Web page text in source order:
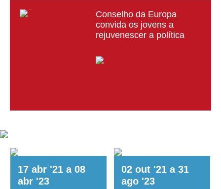
Conselho da Europa
convida os jovens a
rejuvenescer a política
17 abr '21 a 08
abr '23
02 out '21 a 31
ago '23